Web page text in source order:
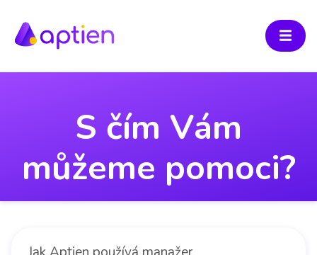
S čím Vám
můžeme pomoci?